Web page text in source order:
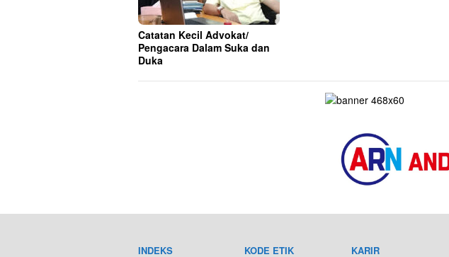
Catatan Kecil Advokat/
Pengacara Dalam Suka dan
Duka
INDEKS KODE ETIK KARIR